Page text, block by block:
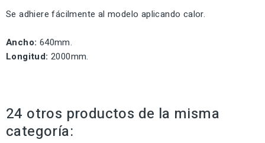
Se adhiere fácilmente al modelo aplicando calor.
Ancho: 640mm.
Longitud: 2000mm.
24 otros productos de la misma
categoría: